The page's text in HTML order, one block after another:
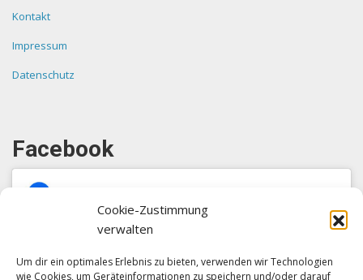
Cookie-Zustimmung
verwalten
Um dir ein optimales Erlebnis zu bieten, verwenden wir Technologien
wie Cookies, um Geräteinformationen zu speichern und/oder darauf
Kontakt
Impressum
Datenschutz
Facebook
Klicke auf "Ich stimme zu", um Facebook